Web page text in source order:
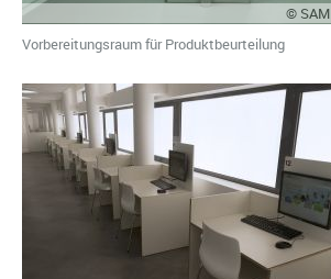
© SAM
Vorbereitungsraum für Produktbeurteilung